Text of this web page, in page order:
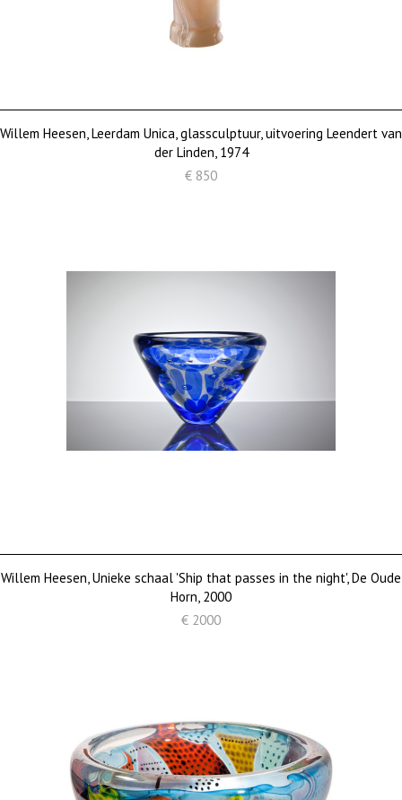
Willem Heesen, Leerdam Unica, glassculptuur, uitvoering Leendert van
der Linden, 1974
€ 850
Willem Heesen, Unieke schaal 'Ship that passes in the night', De Oude
Horn, 2000
€ 2000